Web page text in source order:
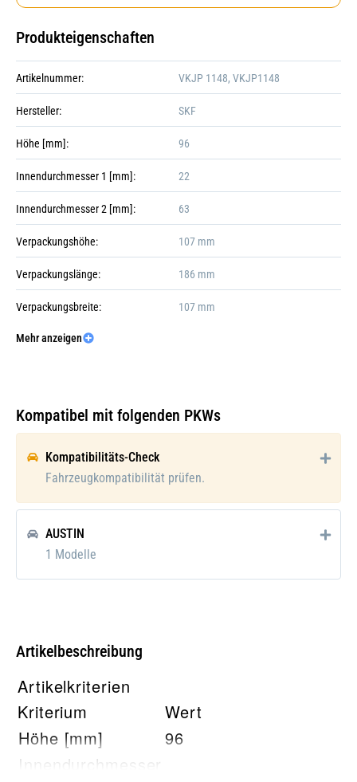
Produkteigenschaften
Artikelnummer: VKJP 1148, VKJP1148
Hersteller: SKF
Höhe [mm]: 96
Innendurchmesser 1 [mm]: 22
Innendurchmesser 2 [mm]: 63
Verpackungshöhe: 107 mm
Verpackungslänge: 186 mm
Verpackungsbreite: 107 mm
Verpackungsgewicht:
Mehr anzeigen
Kompatibel mit folgenden PKWs
Kompatibilitäts-Check
Fahrzeugkompatibilität prüfen.
AUSTIN
1 Modelle
Artikelbeschreibung
Artikelkriterien
Kriterium
Wert
Höhe [mm]
96
Innendurchmesser